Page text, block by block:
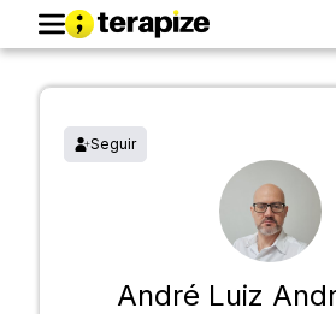
Seguir
André Luiz